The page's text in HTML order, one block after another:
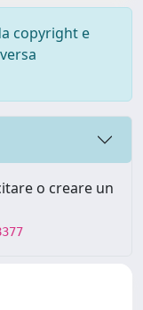
copyright e
o creare un